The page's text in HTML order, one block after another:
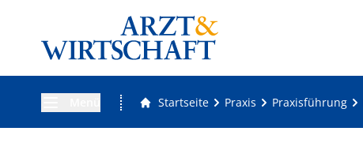
Startseite Praxis Praxisführung